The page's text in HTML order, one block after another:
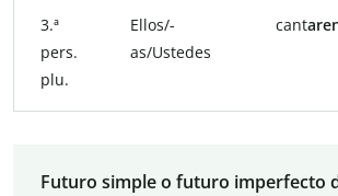
3.ª
pers.
plu.
Ellos/-
as/Ustedes
cant
Futuro simple o futuro imperfecto